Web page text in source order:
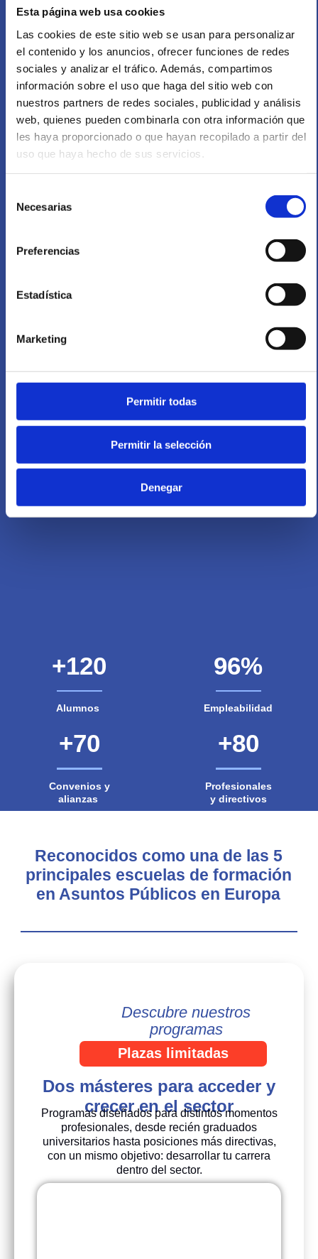
Esta página web usa cookies
Las cookies de este sitio web se usan para personalizar
el contenido y los anuncios, ofrecer funciones de redes
sociales y analizar el tráfico. Además, compartimos
información sobre el uso que haga del sitio web con
nuestros partners de redes sociales, publicidad y análisis
web, quienes pueden combinarla con otra información que
les haya proporcionado o que hayan recopilado a partir del
uso que haya hecho de sus servicios.
Necesarias
Preferencias
Estadística
Marketing
Permitir todas
Permitir la selección
Denegar
+120
Alumnos
96%
Empleabilidad
+70
Convenios y
alianzas
+80
Profesionales
y directivos
Reconocidos como una de las 5
principales escuelas de formación
en Asuntos Públicos en Europa
Descubre nuestros
programas
Plazas limitadas
Dos másteres para acceder y
crecer en el sector
Programas diseñados para distintos momentos
profesionales, desde recién graduados
universitarios hasta posiciones más directivas,
con un mismo objetivo: desarrollar tu carrera
dentro del sector.